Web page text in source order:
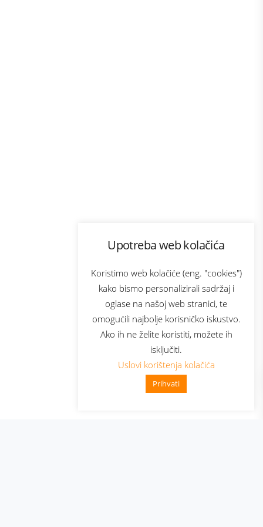
Upotreba web kolačića
Koristimo web kolačiće (eng. "cookies")
kako bismo personalizirali sadržaj i
oglase na našoj web stranici, te
omogućili najbolje korisničko iskustvo.
Ako ih ne želite koristiti, možete ih
isključiti.
Uslovi korištenja kolačića
Prihvati
👋 Zdravo, kako mogu pomoći
Bonus plus
Prijava za newsletter